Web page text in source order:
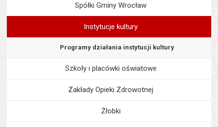
Spółki Gminy Wrocław
Instytucje kultury
Programy działania instytucji kultury
Szkoły i placówki oświatowe
Zakłady Opieki Zdrowotnej
Żłobki